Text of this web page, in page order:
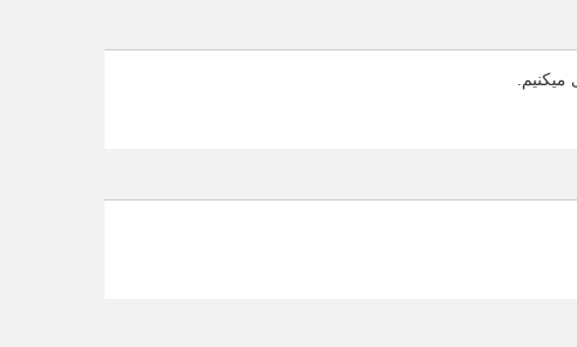
میکنیم.